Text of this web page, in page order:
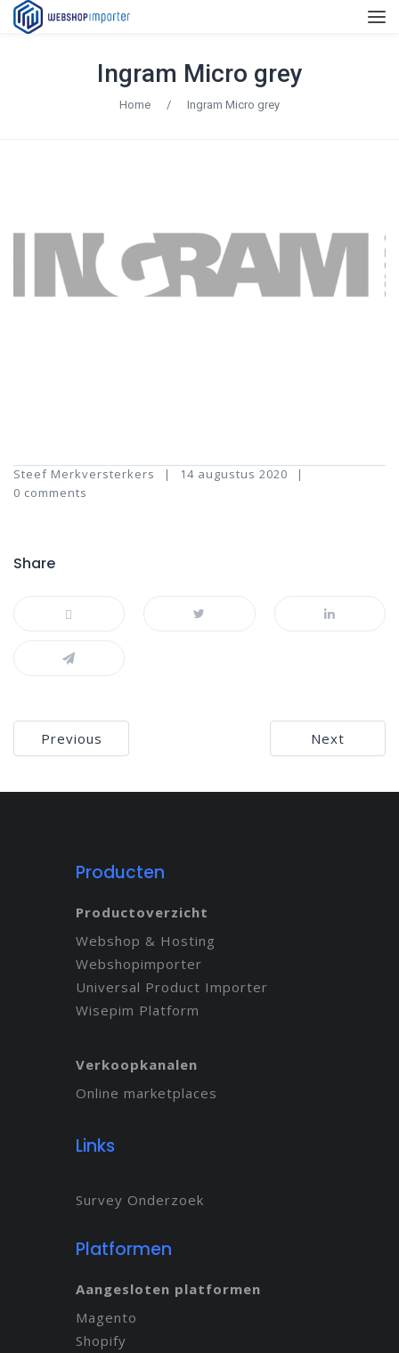
Ingram Micro grey
Home / Ingram Micro grey
Steef Merkversterkers
14 augustus 2020
0 comments
Share
Bericht
navigatie
Previous Next
Producten
Productoverzicht
Webshop & Hosting
Webshopimporter
Universal Product Importer
Wisepim Platform
Verkoopkanalen
Online marketplaces
Links
Survey Onderzoek
Platformen
Aangesloten platformen
Magento
Shopify